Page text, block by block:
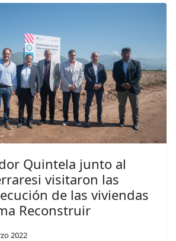
Quintela junto al
visitaron las
de las viviendas
Reconstruir
2022